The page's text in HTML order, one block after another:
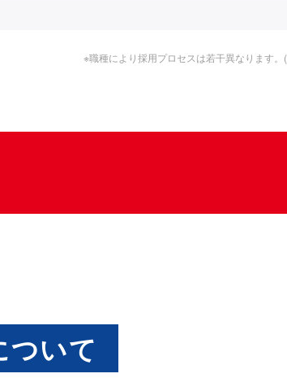
※職種により採用プロセスは若干異なります
ついて